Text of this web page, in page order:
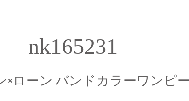
nk165231
×ローン バンドカラーワンピ